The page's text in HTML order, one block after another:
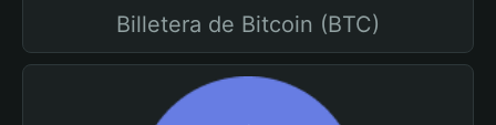
Billetera de Bitcoin (BTC)